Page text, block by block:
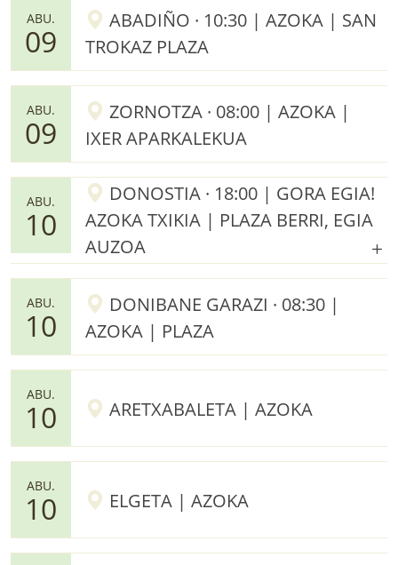
ABU.
09
ABADIÑO · 10:30 | AZOKA | SAN
TROKAZ PLAZA
ABU.
09
ZORNOTZA · 08:00 | AZOKA |
IXER APARKALEKUA
ABU.
10
DONOSTIA · 18:00 | GORA EGIA!
AZOKA TXIKIA | PLAZA BERRI, EGIA
AUZOA
ABU.
10
DONIBANE GARAZI · 08:30 |
AZOKA | PLAZA
ABU.
10 ARETXABALETA | AZOKA
ABU.
10 ELGETA | AZOKA